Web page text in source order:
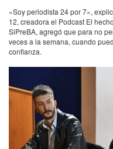
«Soy periodista 24 por 7»,
12, creadora el Podcast El
SiPreBA, agregó que para no
veces a la semana, cuando
confianza.